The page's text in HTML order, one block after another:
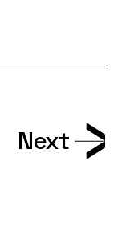
Next